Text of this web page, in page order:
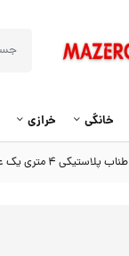
خانگی خرازی
طناب پلاستیکی ۴ متری یک عدد HTN-001